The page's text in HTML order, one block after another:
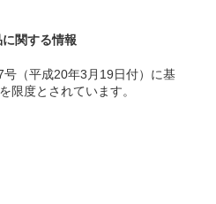
関する情報
（平成20年3月19日付）に基
限度とされています。